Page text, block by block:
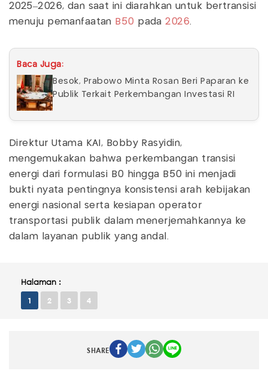
2025–2026, dan saat ini diarahkan untuk bertransisi
menuju pemanfaatan B50 pada 2026.
Baca Juga:
Besok, Prabowo Minta Rosan Beri Paparan ke
Publik Terkait Perkembangan Investasi RI
Direktur Utama KAI, Bobby Rasyidin,
mengemukakan bahwa perkembangan transisi
energi dari formulasi B0 hingga B50 ini menjadi
bukti nyata pentingnya konsistensi arah kebijakan
energi nasional serta kesiapan operator
transportasi publik dalam menerjemahkannya ke
dalam layanan publik yang andal.
Halaman :
1 2 3 4
SHARE